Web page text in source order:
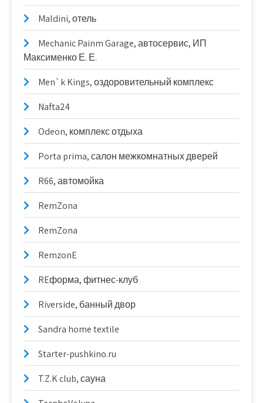
Maldini, отель
Mechanic Painm Garage, автосервис, ИП
Максименко Е. Е.
Men`k Kings, оздоровительный комплекс
Nafta24
Odeon, комплекс отдыха
Porta prima, салон межкомнатных дверей
R66, автомойка
RemZona
RemZona
RemzonE
REформа, фитнес-клуб
Riverside, банный двор
Sandra home textile
Starter-pushkino.ru
T.Z.K club, сауна